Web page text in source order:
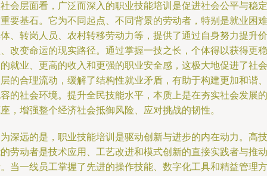
会层面看，广泛而深入的职业技能培训是促进社会公平与稳定
要基石。它为不同起点、不同背景的劳动者，特别是就业困难
、转岗人员、农村转移劳动力等，提供了通过自身努力提升价
改变命运的现实路径。通过掌握一技之长，个体得以获得更稳
就业、更高的收入和更强的职业安全感，这极大地促进了社会
的合理流动，缓解了结构性就业矛盾，有助于构建更加和谐、
的社会环境。提升全民技能水平，本质上是在夯实社会发展的
，增强整个经济社会抵御风险、应对挑战的韧性。
深远的是，职业技能培训是驱动创新与进步的内在动力。高技
劳动者是技术应用、工艺改进和模式创新的直接实践者与推动
当一线员工掌握了先进的操作技能、数字化工具和精益管理方